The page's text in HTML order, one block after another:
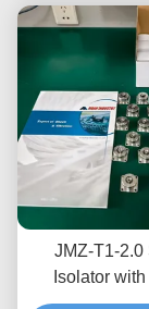
JMZ-T1-2.0
Isolator
Warranty for